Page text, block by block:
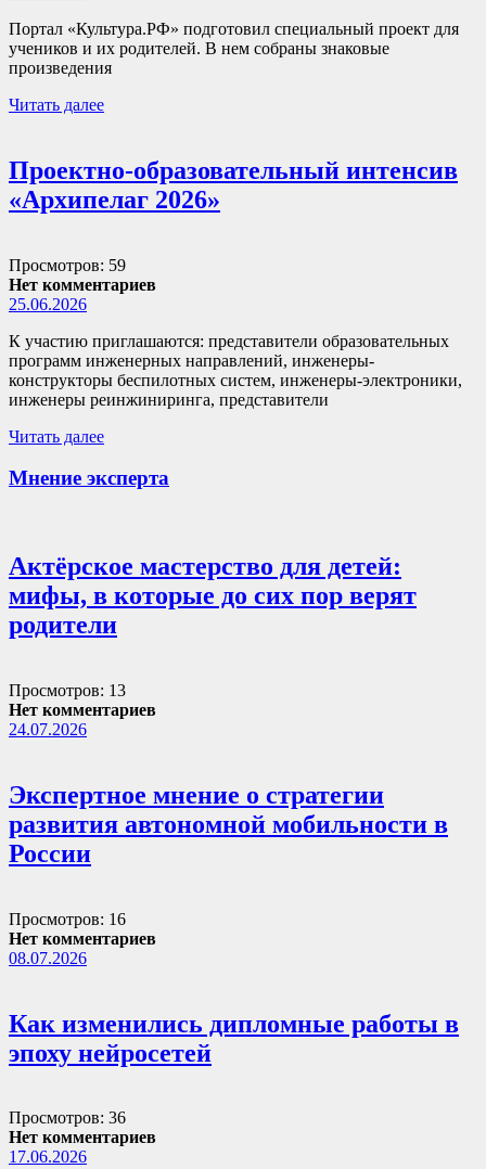
Портал «Культура.РФ» подготовил специальный проект для
учеников и их родителей. В нем собраны знаковые
произведения
Читать далее
Проектно-образовательный интенсив
«Архипелаг 2026»
Просмотров: 59
Нет комментариев
25.06.2026
К участию приглашаются: представители образовательных
программ инженерных направлений, инженеры-
конструкторы беспилотных систем, инженеры-электроники,
инженеры реинжиниринга, представители
Читать далее
Мнение эксперта
Актёрское мастерство для детей:
мифы, в которые до сих пор верят
родители
Просмотров: 13
Нет комментариев
24.07.2026
Экспертное мнение о стратегии
развития автономной мобильности в
России
Просмотров: 16
Нет комментариев
08.07.2026
Как изменились дипломные работы в
эпоху нейросетей
Просмотров: 36
Нет комментариев
17.06.2026